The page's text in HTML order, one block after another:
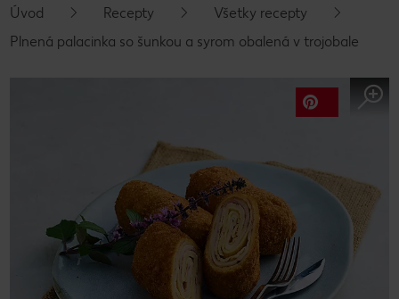
Vyskakovací bočný panel
Úvod Recepty
Všetky recepty
Plnená palacinka so šunkou a syrom obalená v trojobale